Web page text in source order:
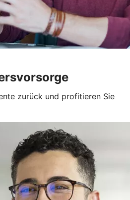
zurück und profitieren Sie